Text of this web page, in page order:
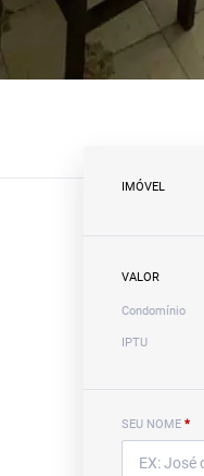
IMÓVEL
VALOR
Condomínio
IPTU
SEU NOME *